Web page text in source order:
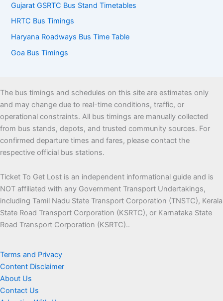
Gujarat GSRTC Bus Stand Timetables
HRTC Bus Timings
Haryana Roadways Bus Time Table
Goa Bus Timings
The bus timings and schedules on this site are estimates only
and may change due to real-time conditions, traffic, or
operational constraints. All bus timings are manually collected
from bus stands, depots, and trusted community sources. For
confirmed departure times and fares, please contact the
respective official bus stations.
Ticket To Get Lost is an independent informational guide and is
NOT affiliated with any Government Transport Undertakings,
including Tamil Nadu State Transport Corporation (TNSTC), Kerala
State Road Transport Corporation (KSRTC), or Karnataka State
Road Transport Corporation (KSRTC)..
Terms and Privacy
Content Disclaimer
About Us
Contact Us